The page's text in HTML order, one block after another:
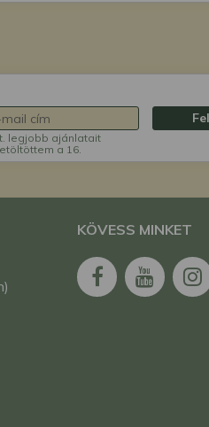
legjobb ajánlatait
a 16.
KÖVESS MINKET